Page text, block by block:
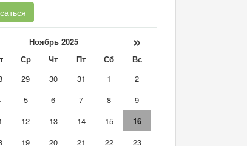
Ноябрь 2025 »
Ср Чт Пт Сб
Вс
29 30 31 1
2
5 6 7 8
9
12 13 14 15
16
19 20 21 22
23